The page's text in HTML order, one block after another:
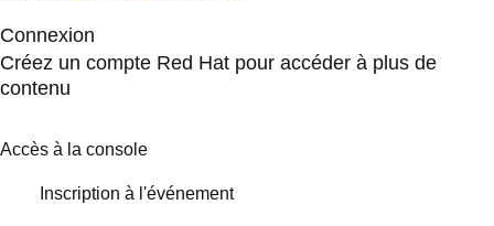
Connexion
Créez un compte Red Hat pour accéder à plus de
contenu
Accès à la console
Inscription à l'événement